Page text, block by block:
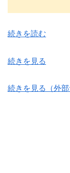
続きを読む
続きを見る
続きを見る（外部